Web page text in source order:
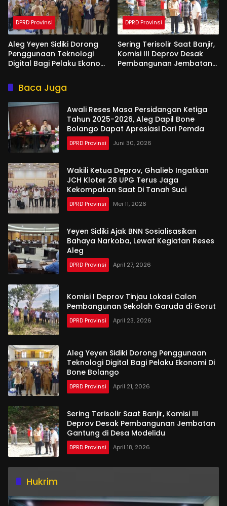
DPRD Provinsi
Aleg Yeyen Sidiki Dorong
Penggunaan Teknologi
Digital Bagi Pelaku Ekonomi
DPRD Provinsi
Sering Terisolir Saat Banjir,
Komisi III Deprov Desak
Pembangunan Jembatan
Baca Juga
Awali Reses Masa Persidangan Ketiga
Tahun 2025-2026, Aleg Dapil Bone
Bolango Dapat Apresiasi Dari Pemda
DPRD Provinsi Juni 30, 2026
Wakili Ketua Deprov, Ghalieb Ingatkan
JCH Kloter 28 UPG Terus Jaga
Kekompakan Saat Di Tanah Suci
DPRD Provinsi Mei 11, 2026
Yeyen Sidiki Ajak BNN Sosialisasikan
Bahaya Narkoba, Lewat Kegiatan Reses
Aleg
DPRD Provinsi April 27, 2026
Komisi I Deprov Tinjau Lokasi Calon
Pembangunan Sekolah Garuda di Gorut
DPRD Provinsi April 23, 2026
Aleg Yeyen Sidiki Dorong Penggunaan
Teknologi Digital Bagi Pelaku Ekonomi Di
Bone Bolango
DPRD Provinsi April 21, 2026
Sering Terisolir Saat Banjir, Komisi III
Deprov Desak Pembangunan Jembatan
Gantung di Desa Modelidu
DPRD Provinsi April 18, 2026
Hukrim